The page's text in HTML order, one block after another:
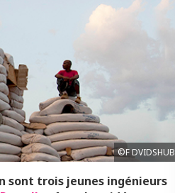
©F DVIDSHUB
sont trois jeunes ingénieurs